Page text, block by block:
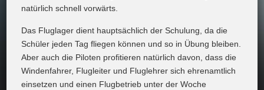
natürlich schnell vorwärts.
Das Fluglager dient hauptsächlich der Schulung, da die
Schüler jeden Tag fliegen können und so in Übung bleiben.
Aber auch die Piloten profitieren natürlich davon, dass die
Windenfahrer, Flugleiter und Fluglehrer sich ehrenamtlich
einsetzen und einen Flugbetrieb unter der Woche